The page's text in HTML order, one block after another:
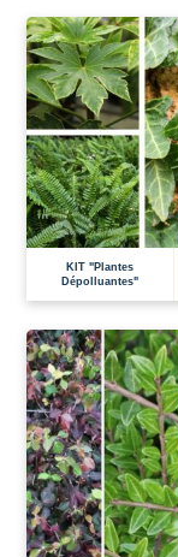
KIT "Plantes
Dépolluantes"